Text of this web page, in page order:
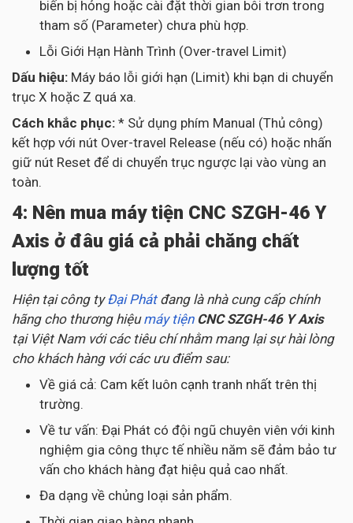
biến bị hỏng hoặc cài đặt thời gian bôi trơn trong
tham số (Parameter) chưa phù hợp.
Lỗi Giới Hạn Hành Trình (Over-travel Limit)
Dấu hiệu: Máy báo lỗi giới hạn (Limit) khi bạn di chuyển
trục X hoặc Z quá xa.
Cách khắc phục: * Sử dụng phím Manual (Thủ công)
kết hợp với nút Over-travel Release (nếu có) hoặc nhấn
giữ nút Reset để di chuyển trục ngược lại vào vùng an
toàn.
4: Nên mua máy tiện CNC SZGH-46 Y
Axis ở đâu giá cả phải chăng chất
lượng tốt
Hiện tại công tyĐại Phátđang là nhà cung cấp chính
hãng cho thương hiệumáy tiện CNC SZGH-46 Y Axis
tại Việt Nam với các tiêu chí nhằm mang lại sự hài lòng
cho khách hàng với các ưu điểm sau:
Về giá cả: Cam kết luôn cạnh tranh nhất trên thị
trường.
Về tư vấn: Đại Phát có đội ngũ chuyên viên với kinh
nghiệm gia công thực tế nhiều năm sẽ đảm bảo tư
vấn cho khách hàng đạt hiệu quả cao nhất.
Đa dạng về chủng loại sản phẩm.